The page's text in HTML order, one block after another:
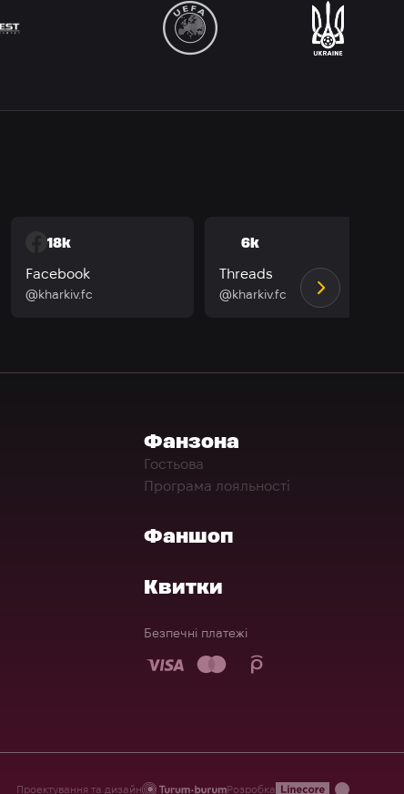
18k
Facebook
@kharkiv.fc
6k
Threads
@kharkiv.fc
Фанзона
Гостьова
Програма лояльності
Фаншоп
Квитки
Безпечні платежі
Проектування та дизайн Розробка